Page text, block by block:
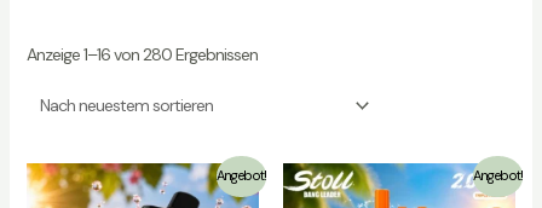
Anzeige 1–16 von 280 Ergebnissen
Angebot! Angebot!